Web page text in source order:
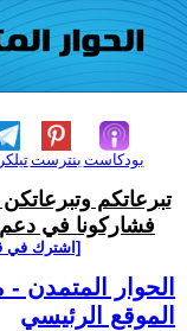
بنترست بودكاست
تبرعاتكم
فشاركونا في دعم
[اشترك في
الحوار المتمدن -
الموقع الرئيسي